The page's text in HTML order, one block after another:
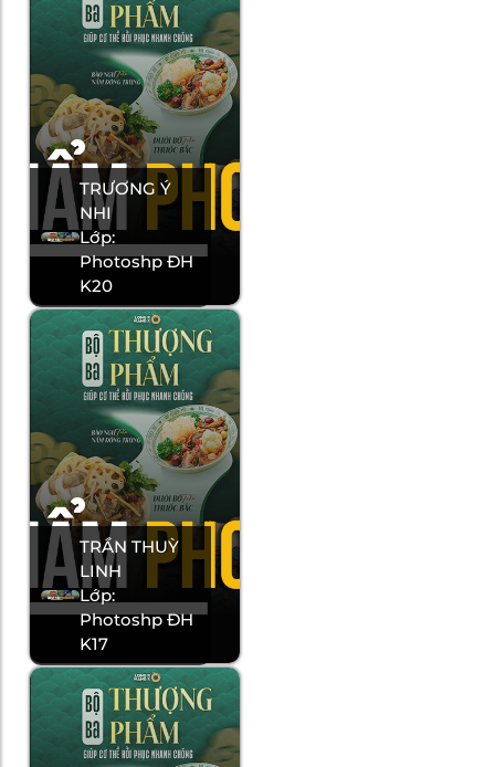
TRƯƠNG Ý
NHI
Lớp:
Photoshp ĐH
K20
TRẦN THUỲ
LINH
Lớp:
Photoshp ĐH
K17